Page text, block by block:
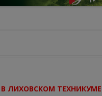
В ЛИХОВСКОМ